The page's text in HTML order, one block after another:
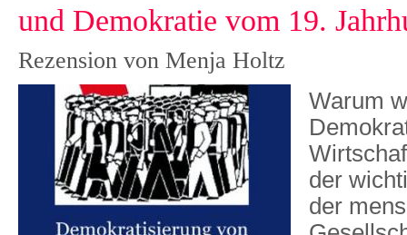
und Demokratie vom 19.
Rezension von Menja Holtz
Warum
der
der